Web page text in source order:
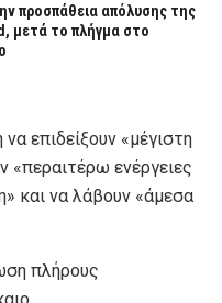
προσπάθεια απόλυσης της
μετά το πλήγμα στο
επιδείξουν «μέγιστη
«περαιτέρω ενέργειες
και να λάβουν «άμεσα
πλήρους